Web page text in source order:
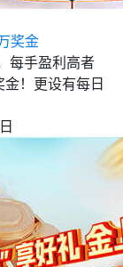
奖金
每手盈利高者
！更设有每日